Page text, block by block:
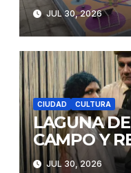
JUL 30, 2026
CIUDAD CULTURA
LAGUNA
CAMPO Y
JUL 30, 2026